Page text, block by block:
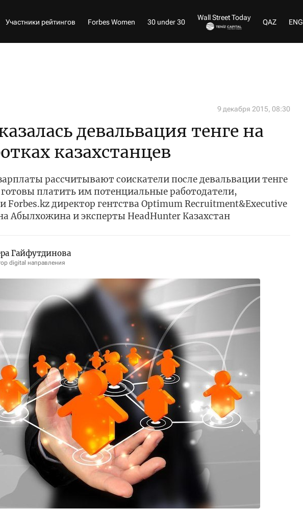
Участники рейтингов Forbes Women 30 under 30
Wall Street Today
QAZ ENG
9 декабря 2015, 08:30
девальвация тенге на
казахстанцев
рассчитывают соискатели после девальвации тенге
готовы платить им потенциальные работодатели,
Forbes.kz директор гентства Optimum Recruitment&Executive
Абылхожина и эксперты HeadHunter Казахстан
Гайфутдинова
digital направления